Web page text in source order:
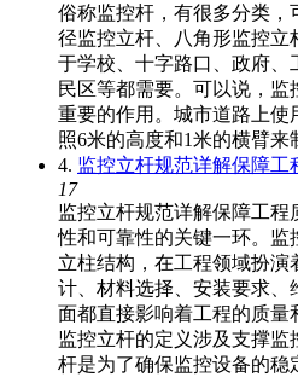
俗称监控杆，有很多分类，
径监控立杆、八角形监控立
于学校、十字路口、政府
民区等都需要。可以说，
重要的作用。城市道路上
照6米的高度和1米的横臂来
4. 监控立杆规范详解保障工
17
监控立杆规范详解保障工
性和可靠性的关键一环。监
立柱结构，在工程领域扮
计、材料选择、安装要求
面都直接影响着工程的质量
监控立杆的定义涉及支撑
杆是为了确保监控设备的稳